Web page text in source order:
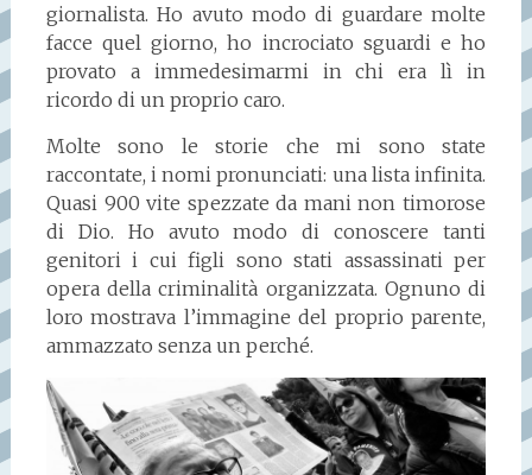
giornalista. Ho avuto modo di guardare molte
facce quel giorno, ho incrociato sguardi e ho
provato a immedesimarmi in chi era lì in
ricordo di un proprio caro.
Molte sono le storie che mi sono state
raccontate, i nomi pronunciati: una lista infinita.
Quasi 900 vite spezzate da mani non timorose
di Dio. Ho avuto modo di conoscere tanti
genitori i cui figli sono stati assassinati per
opera della criminalità organizzata. Ognuno di
loro mostrava l’immagine del proprio parente,
ammazzato senza un perché.